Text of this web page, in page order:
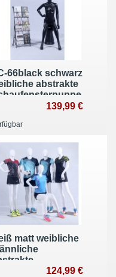
66black schwarz
abstrakte
139,99 €
matt weibliche
124,99 €